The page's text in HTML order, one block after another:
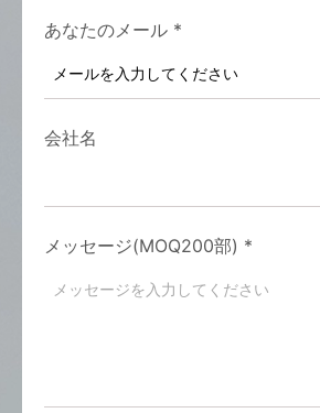
あなたのメール *
会社名
メッセージ(MOQ200部) *